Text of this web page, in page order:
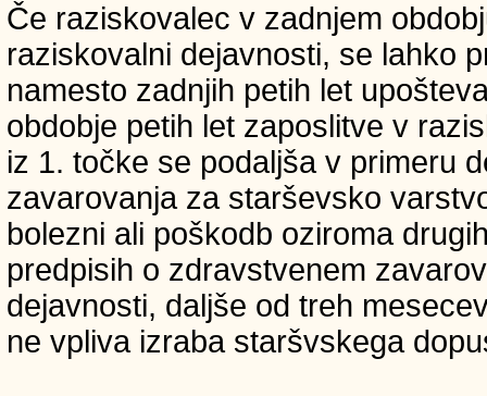
Če raziskovalec v zadnjem
raziskovalni dejavnosti, se lahko
namesto zadnjih petih let
obdobje petih let zaposlitve v
iz 1. točke se podaljša v primeru
zavarovanja za starševsko
bolezni ali poškodb oziroma
predpisih o zdravstvenem
dejavnosti, daljše od treh
ne vpliva izraba staršvskega